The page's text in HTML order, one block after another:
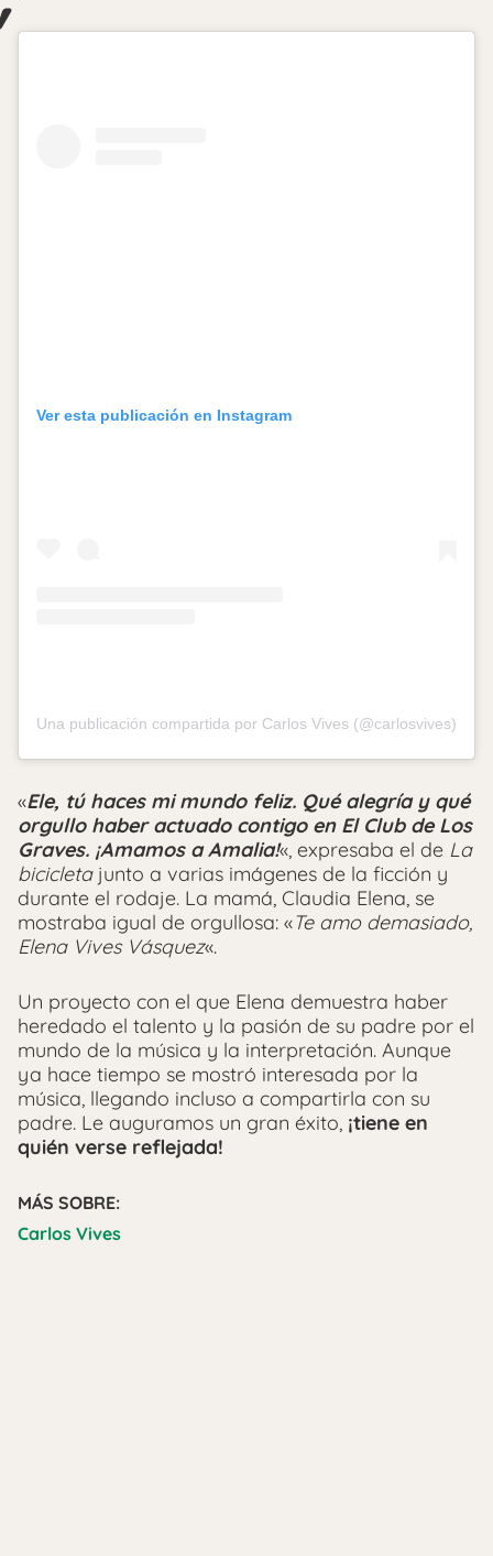
Ver esta publicación en Instagram
Una publicación compartida por Carlos Vives (@carlosvives)
«Ele, tú haces mi mundo feliz. Qué alegría y qué
orgullo haber actuado contigo en El Club de Los
Graves. ¡Amamos a Amalia!«, expresaba el de La
bicicletajunto a varias imágenes de la ficción y
durante el rodaje. La mamá, Claudia Elena, se
mostraba igual de orgullosa: «Te amo demasiado,
Elena Vives Vásquez«.
Un proyecto con el que Elena demuestra haber
heredado el talento y la pasión de su padre por el
mundo de la música y la interpretación. Aunque
ya hace tiempo se mostró interesada por la
música, llegando incluso a compartirla con su
padre. Le auguramos un gran éxito, ¡tiene en
quién verse reflejada!
MÁS SOBRE:
Carlos Vives